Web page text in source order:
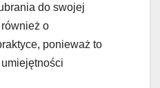
do swojej
o
ponieważ to